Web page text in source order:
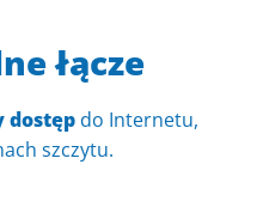
łącze
dostępdo Internetu,
szczytu.